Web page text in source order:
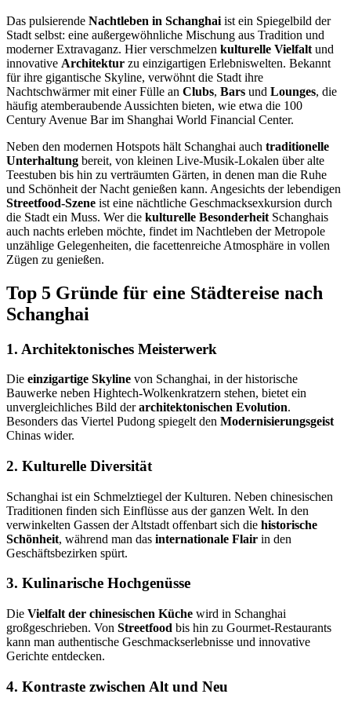
Das pulsierende Nachtleben in Schanghai ist ein Spiegelbild der
Stadt selbst: eine außergewöhnliche Mischung aus Tradition und
moderner Extravaganz. Hier verschmelzen kulturelle Vielfalt und
innovative Architektur zu einzigartigen Erlebniswelten. Bekannt
für ihre gigantische Skyline, verwöhnt die Stadt ihre
Nachtschwärmer mit einer Fülle an Clubs, Bars und Lounges, die
häufig atemberaubende Aussichten bieten, wie etwa die 100
Century Avenue Bar im Shanghai World Financial Center.
Neben den modernen Hotspots hält Schanghai auch traditionelle
Unterhaltung bereit, von kleinen Live-Musik-Lokalen über alte
Teestuben bis hin zu verträumten Gärten, in denen man die Ruhe
und Schönheit der Nacht genießen kann. Angesichts der lebendigen
Streetfood-Szene ist eine nächtliche Geschmacksexkursion durch
die Stadt ein Muss. Wer die kulturelle Besonderheit Schanghais
auch nachts erleben möchte, findet im Nachtleben der Metropole
unzählige Gelegenheiten, die facettenreiche Atmosphäre in vollen
Zügen zu genießen.
Top 5 Gründe für eine Städtereise nach
Schanghai
1. Architektonisches Meisterwerk
Die einzigartige Skyline von Schanghai, in der historische
Bauwerke neben Hightech-Wolkenkratzern stehen, bietet ein
unvergleichliches Bild derarchitektonischen Evolution.
Besonders das Viertel Pudong spiegelt den Modernisierungsgeist
Chinas wider.
2. Kulturelle Diversität
Schanghai ist ein Schmelztiegel der Kulturen. Neben chinesischen
Traditionen finden sich Einflüsse aus der ganzen Welt. In den
verwinkelten Gassen der Altstadt offenbart sich die historische
Schönheit, während man das internationale Flair in den
Geschäftsbezirken spürt.
3. Kulinarische Hochgenüsse
Die Vielfalt der chinesischen Küche wird in Schanghai
großgeschrieben. Von Streetfood bis hin zu Gourmet-Restaurants
kann man authentische Geschmackserlebnisse und innovative
Gerichte entdecken.
4. Kontraste zwischen Alt und Neu